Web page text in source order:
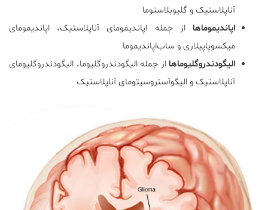
آناپلاستیک و گلیوبلاستوما
اپاندیموماها از جمله اپاندیمومای آناپلاستیک، اپاندیمومای
میکسوپاپیلاری و ساب‌اپاندیموما
الیگودندروگلیوماهااز جمله الیگودندروگلیوما، الیگودندروگلیومای
آناپلاستیک و الیگوآستروسیتومای آناپلاستیک